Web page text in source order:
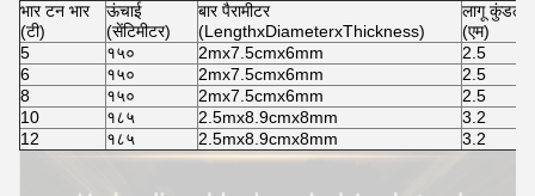
भार टन भार
(टी)
ऊंचाई
(सेंटिमीटर)
बार पैरामीटर
(LengthxDiameterxThickness)
लागू कुंडल
(एम)
5
१५० 2mx7.5cmx6mm
2.5
6
१५० 2mx7.5cmx6mm
2.5
8
१५० 2mx7.5cmx6mm
2.5
10
१८५ 2.5mx8.9cmx8mm
3.2
12
१८५ 2.5mx8.9cmx8mm 3.2